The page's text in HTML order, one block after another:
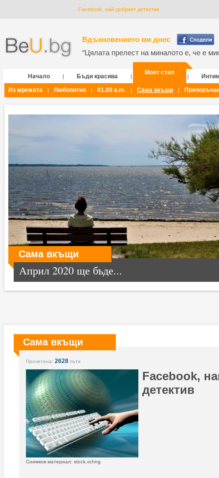
Facebook, най-добрият детектив
Вдъхновението ми днес
“Цялата прелест на миналото е, че е
Начало | Бъди красива |
Моят стил
|
Из мрежата
| Любопитно | 01.00 a.m. | Сама вкъщи |
Сама вкъщи
Април 2020 ще бъде...
Сама вкъщи
Прочетена: 2628 пъти
Facebook,
детектив
Снимков материал: stock.xchng